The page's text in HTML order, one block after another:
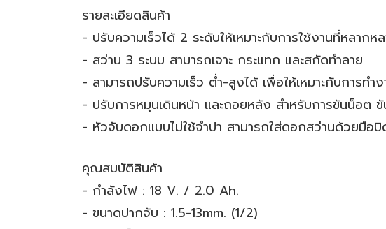
รายละเอียดสินค้า
- ปรับความเร็วได้ 2 ระดับให้เหมาะกับการใช้งานที่หลาก
- สว่าน 3 ระบบ สามารถเจาะ กระแทก และสกัดทำลาย
- สามารถปรับความเร็ว ต่ำ-สูงได้ เพื่อให้เหมาะกับการทำ
- ปรับการหมุนเดินหน้า และถอยหลัง สำหรับการขันน็อต
- หัวจับดอกแบบไม่ใช้จำปา สามารถใส่ดอกสว่านด้วยมือ
คุณสมบัติสินค้า
- กำลังไฟ : 18 V. / 2.0 Ah.
- ขนาดปากจับ : 1.5-13mm. (1/2)